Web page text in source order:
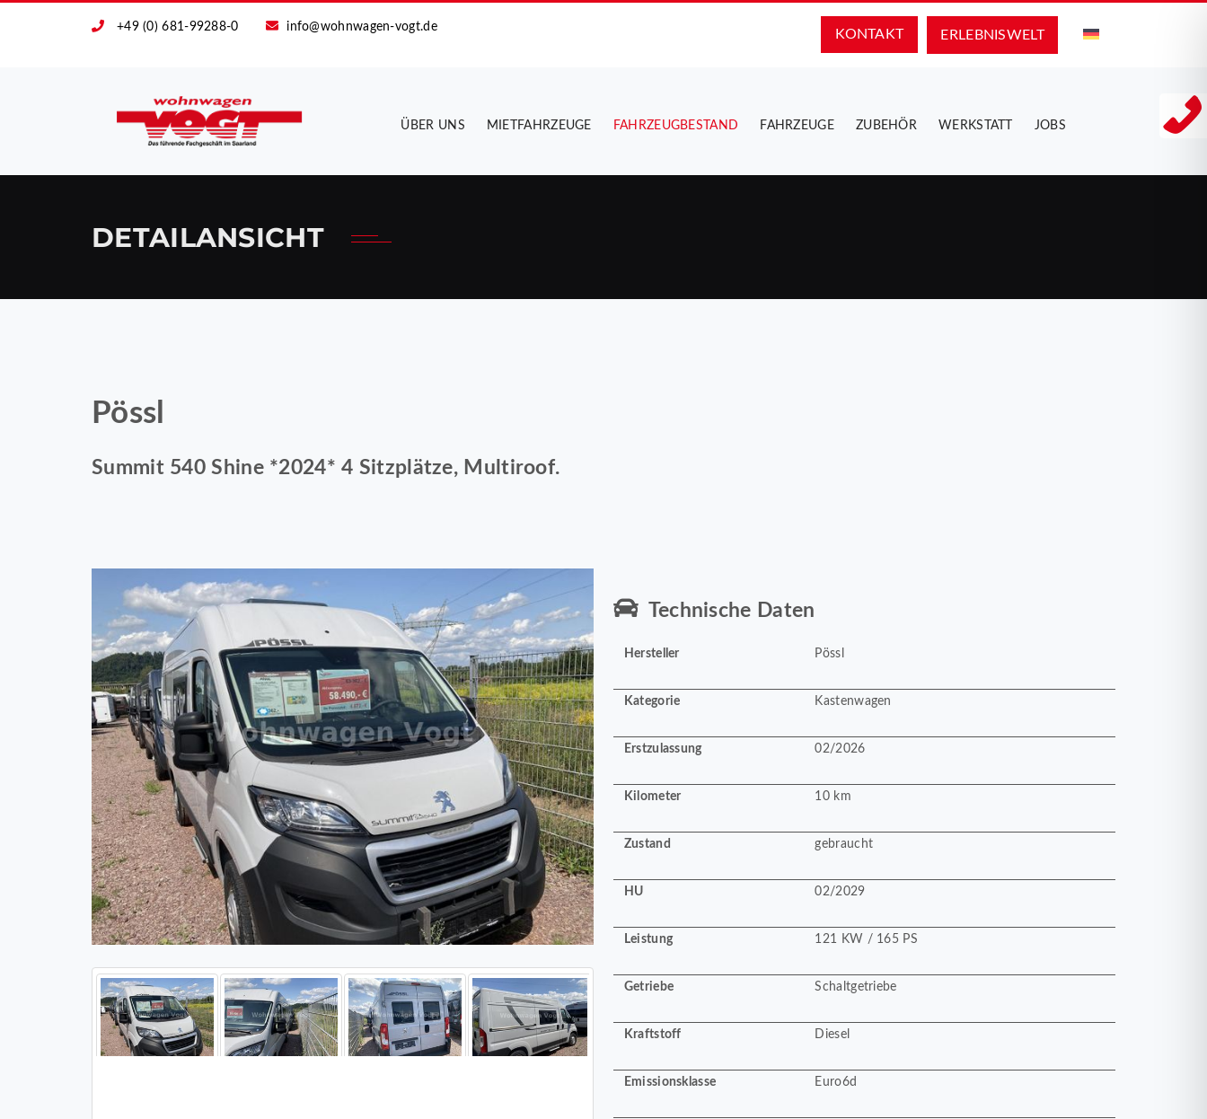
+49 (0) 681-99288-0 info@wohnwagen-vogt.de
ERLEBNIS­WELT
KONTAKT
ÜBER UNS MIETFAHRZEUGE FAHRZEUGBESTAND FAHRZEUGE ZUBEHÖR WERKSTATT JOBS
DETAILANSICHT
Pössl
Summit 540 Shine *2024* 4 Sitzplätze, Multiroof.
Technische Daten
Hersteller Pössl
Kategorie Kastenwagen
Erstzulassung 02/2026
Kilometer 10 km
Zustand gebraucht
HU 02/2029
Leistung 121 KW / 165 PS
Getriebe Schaltgetriebe
Kraftstoff Diesel
Emissionsklasse Euro6d